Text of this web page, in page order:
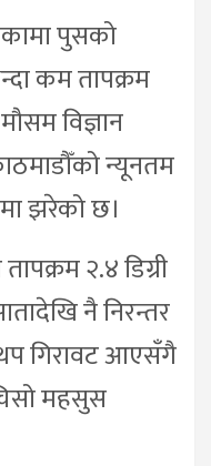
पुसको
कम तापक्रम
विज्ञान
न्यूनतम
झरेको छ।
२.४ डिग्री
नै निरन्तर
गिरावट आएसँगै
महसुस